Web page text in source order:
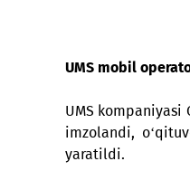
UMS mobil
UMS
imzolandi,